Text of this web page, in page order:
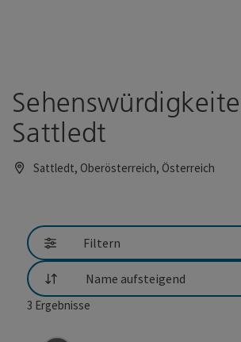
Sattledt
Sattledt, Oberösterreich, Österreich
Filtern
Sortierung
3 Ergebnisse